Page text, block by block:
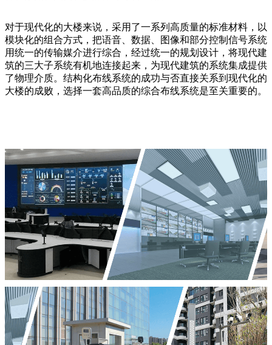
对于现代化的大楼来说，采用了一系列高质量的标准材料，以
模块化的组合方式，把语音、数据、图像和部分控制信号系统
用统一的传输媒介进行综合，经过统一的规划设计，将现代建
筑的三大子系统有机地连接起来，为现代建筑的系统集成提供
了物理介质。结构化布线系统的成功与否直接关系到现代化的
大楼的成败，选择一套高品质的综合布线系统是至关重要的。